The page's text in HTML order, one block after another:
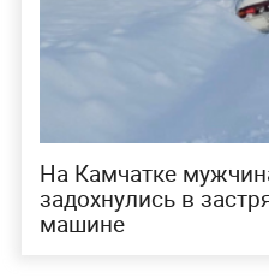
На Камчатке
задохнулись в
машине